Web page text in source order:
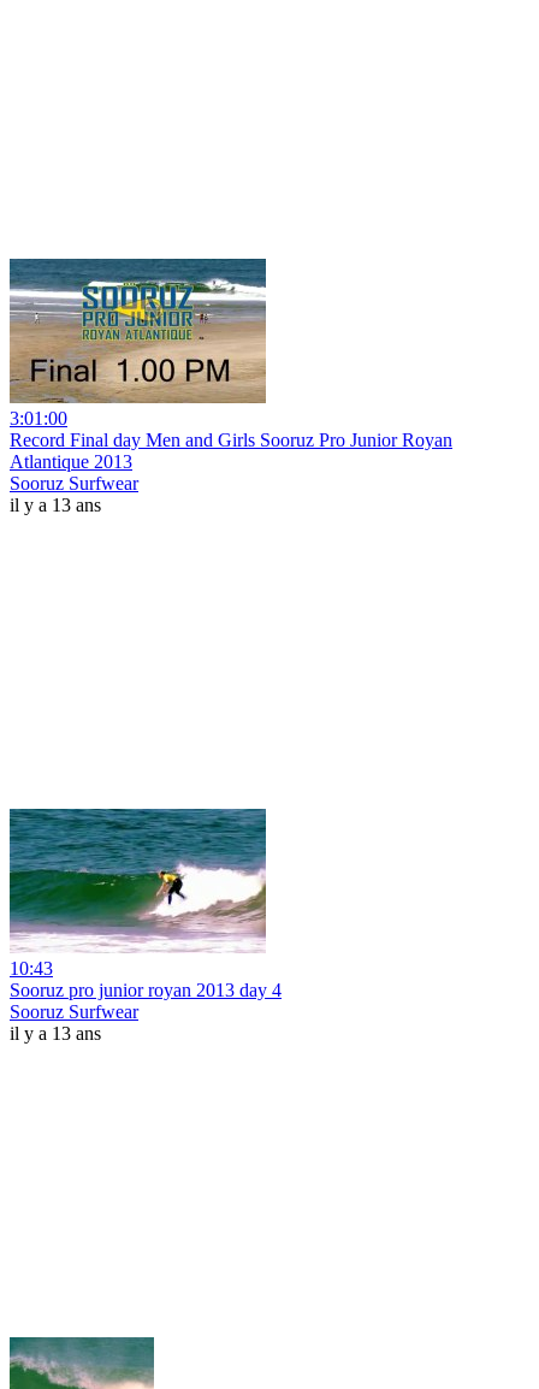
3:01:00
Record Final day Men and Girls Sooruz Pro Junior Royan
Atlantique 2013
Sooruz Surfwear
il y a 13 ans
10:43
Sooruz pro junior royan 2013 day 4
Sooruz Surfwear
il y a 13 ans